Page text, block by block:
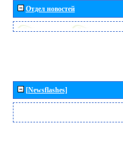
Отдел новостей
[Newsflashes]